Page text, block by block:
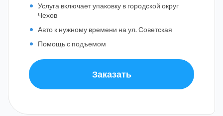
Услуга включает упаковку в городской округ
Чехов
Авто к нужному времени на ул. Советская
Помощь с подъемом
Заказать